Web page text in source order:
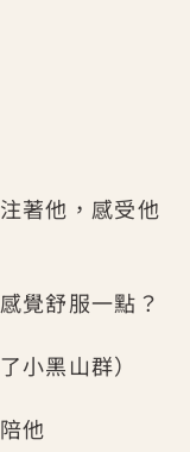
著他，感受他
覺舒服一點？
小黑山群）
他